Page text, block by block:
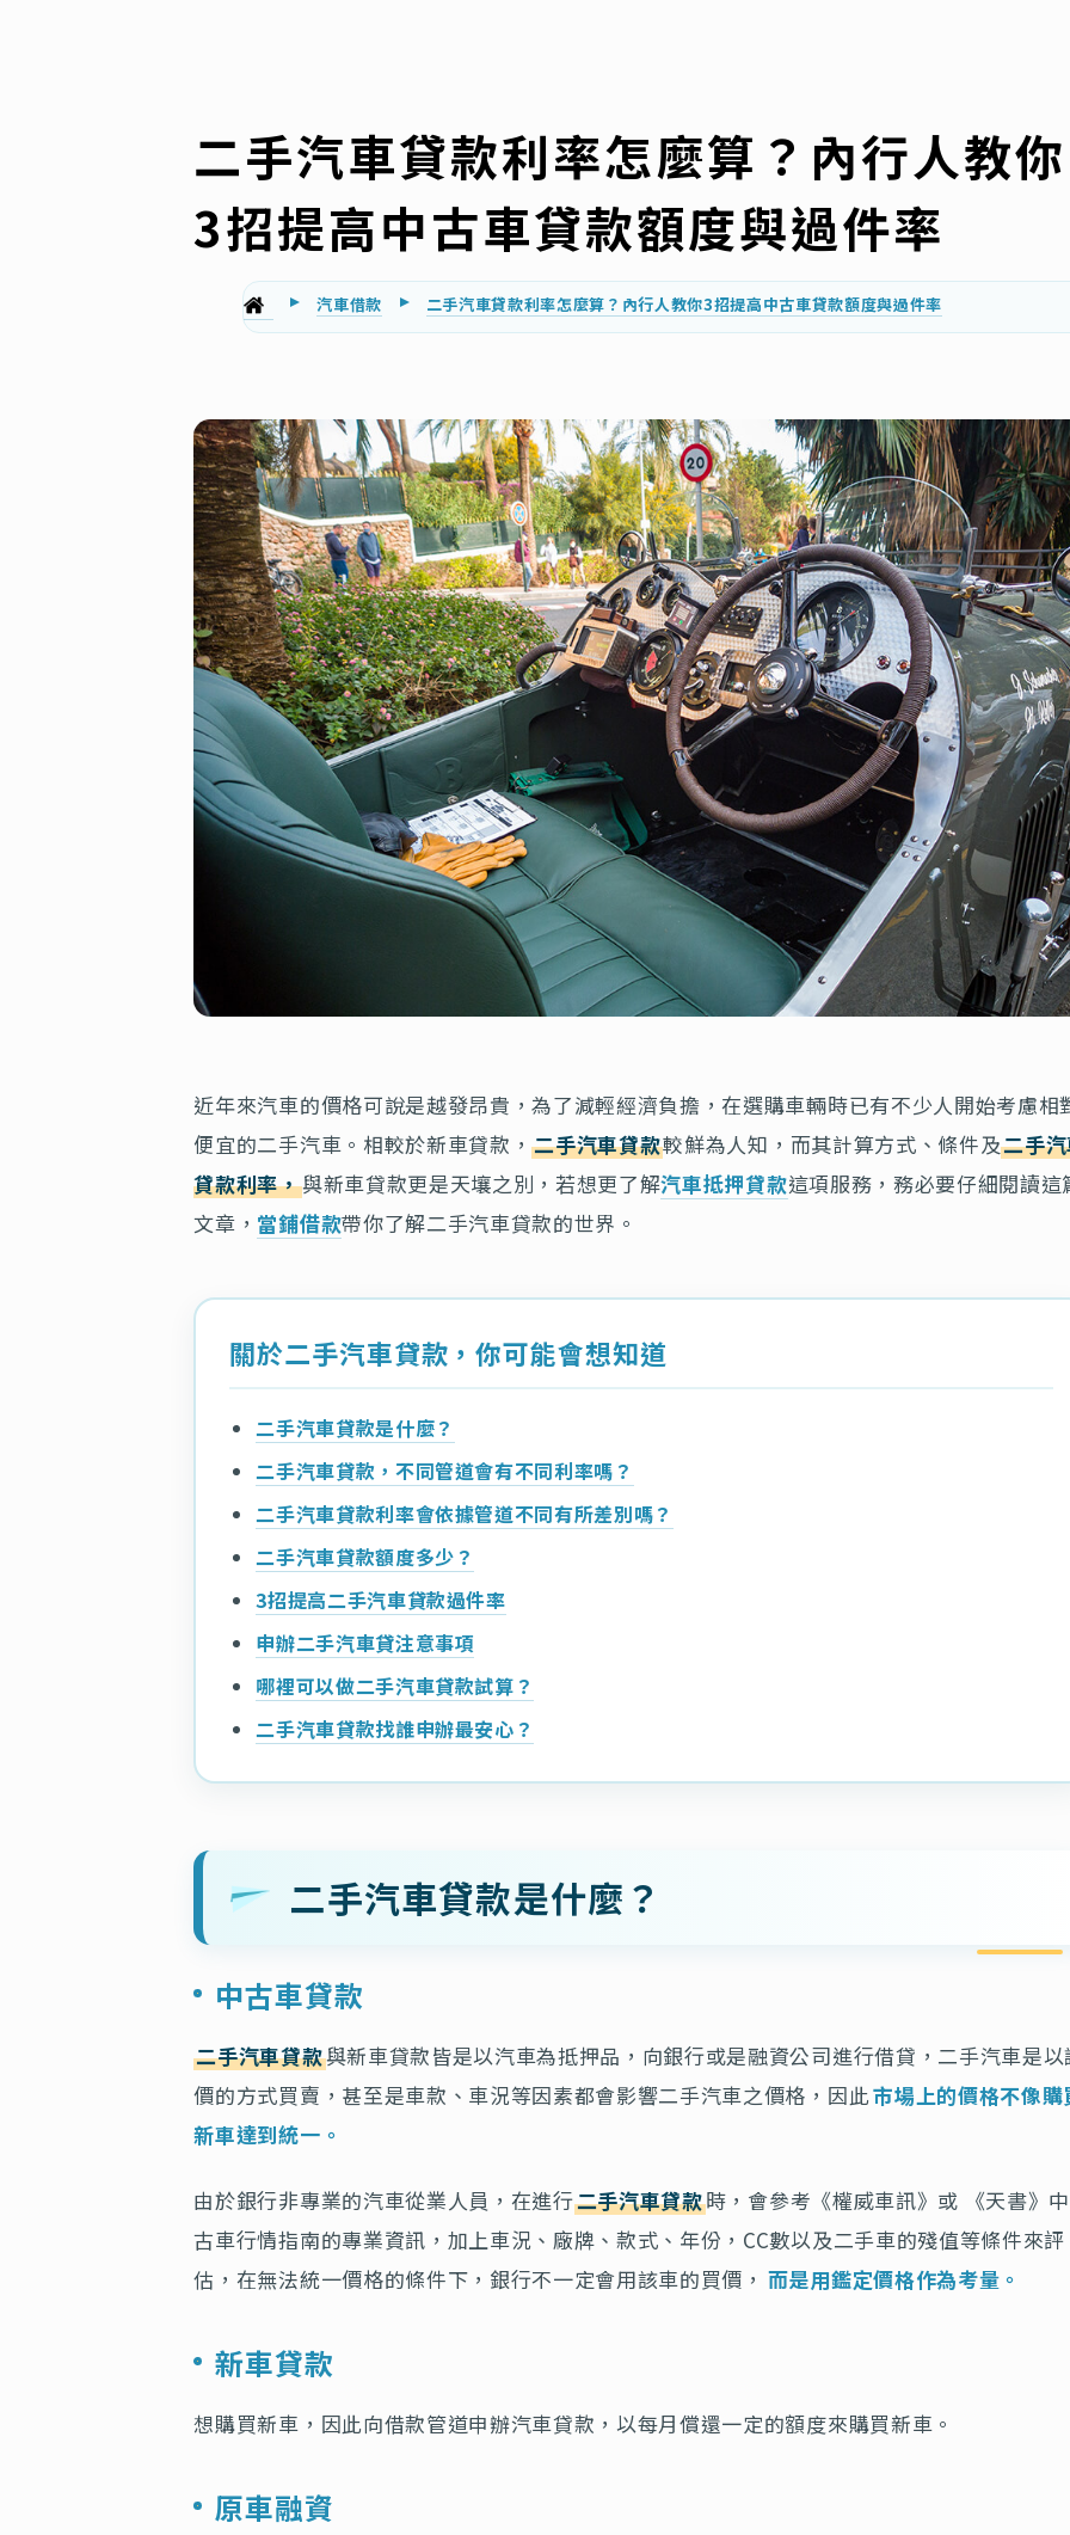
二手汽車貸款利率怎麼算？內行人教你
3招提高中古車貸款額度與過件率
汽車借款 二手汽車貸款利率怎麼算？內行人教你3招提高中古車貸款額度與過件率
近年來汽車的價格可說是越發昂貴，為了減輕經濟負擔，在選購車輛時已有不少人開始考慮相
便宜的二手汽車。相較於新車貸款，二手汽車貸款較鮮為人知，而其計算方式、條件及二手
貸款利率，與新車貸款更是天壤之別，若想更了解汽車抵押貸款這項服務，務必要仔細閱讀這
文章， 當鋪借款帶你了解二手汽車貸款的世界。
關於二手汽車貸款，你可能會想知道
二手汽車貸款是什麼？
二手汽車貸款，不同管道會有不同利率嗎？
二手汽車貸款利率會依據管道不同有所差別嗎？
二手汽車貸款額度多少？
3招提高二手汽車貸款過件率
申辦二手汽車貸注意事項
哪裡可以做二手汽車貸款試算？
二手汽車貸款找誰申辦最安心？
二手汽車貸款是什麼？
中古車貸款
二手汽車貸款與新車貸款皆是以汽車為抵押品，向銀行或是融資公司進行借貸，二手汽車是以
價的方式買賣，甚至是車款、車況等因素都會影響二手汽車之價格，因此市場上的價格不像購
新車達到統一。
由於銀行非專業的汽車從業人員，在進行二手汽車貸款時，會參考《權威車訊》或 《天書》中
古車行情指南的專業資訊，加上車況、廠牌、款式、年份，CC數以及二手車的殘值等條件來評
估，在無法統一價格的條件下，銀行不一定會用該車的買價， 而是用鑑定價格作為考量。
新車貸款
想購買新車，因此向借款管道申辦汽車貸款，以每月償還一定的額度來購買新車。
原車融資